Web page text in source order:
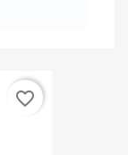
favorite_border